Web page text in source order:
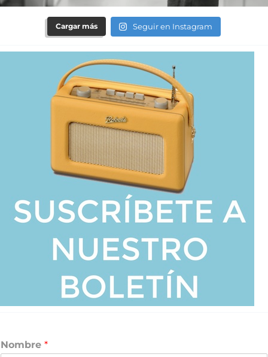
Cargar más Seguir en Instagram
Nombre *